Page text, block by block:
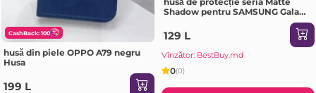
CashBack: 100
husă din piele OPPO A79 negru
Husa
199 L
Shadow pentru SAMSUNG Galaxy
129 L
Vînzător: BestBuy.md
0(0)